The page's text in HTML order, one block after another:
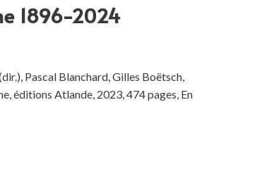
1896-2024
Pascal Blanchard, Gilles Boëtsch,
éditions Atlande, 2023, 474 pages, En